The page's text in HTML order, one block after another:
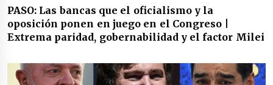
PASO: Las bancas que el oficialismo y la
oposición ponen en juego en el Congreso |
Extrema paridad, gobernabilidad y el factor Milei